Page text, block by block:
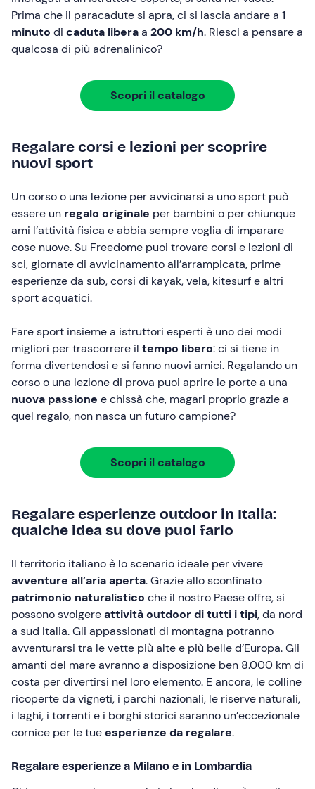
Prima che il paracadute si apra, ci si lascia andare a 1
minuto di caduta liberaa 200 km/h. Riesci a pensare a
qualcosa di più adrenalinico?
Scopri il catalogo
Regalare corsi e lezioni per scoprire
nuovi sport
Un corso o una lezione per avvicinarsi a uno sport può
essere un regalo originale per bambini o per chiunque
ami l’attività fisica e abbia sempre voglia di imparare
cose nuove. Su Freedome puoi trovare corsi e lezioni di
sci, giornate di avvicinamento all’arrampicata, prime
esperienze da sub, corsi di kayak, vela, kitesurfe altri
sport acquatici.
Fare sport insieme a istruttori esperti è uno dei modi
migliori per trascorrere il tempo libero: ci si tiene in
forma divertendosi e si fanno nuovi amici. Regalando un
corso o una lezione di prova puoi aprire le porte a una
nuova passione e chissà che, magari proprio grazie a
quel regalo, non nasca un futuro campione?
Scopri il catalogo
Regalare esperienze outdoor in Italia:
qualche idea su dove puoi farlo
Il territorio italiano è lo scenario ideale per vivere
avventure all’aria aperta. Grazie allo sconfinato
patrimonio naturalistico che il nostro Paese offre, si
possono svolgereattività outdoor di tutti i tipi, da nord
a sud Italia. Gli appassionati di montagna potranno
avventurarsi tra le vette più alte e più belle d’Europa. Gli
amanti del mare avranno a disposizione ben 8.000 km di
costa per divertirsi nel loro elemento. E ancora, le colline
ricoperte da vigneti, i parchi nazionali, le riserve naturali,
i laghi, i torrenti e i borghi storici saranno un’eccezionale
cornice per le tueesperienze da regalare.
Regalare esperienze a Milano e in Lombardia